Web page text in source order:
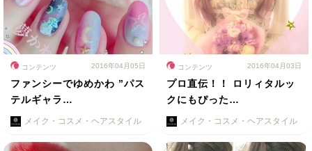
コンテンツ 2016年04月05日
ファンシーでゆめかわ ”パス
テルギャラ…
メイク・コスメ・ヘアスタイル
コンテンツ 2016年04月03日
プロ直伝！！ ロリィタルッ
クにもぴった…
メイク・コスメ・ヘアスタイル